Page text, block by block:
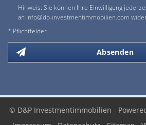
Hinweis: Sie können Ihre Einwilligung
an info@dp-investmentimmobilien.com
* Pflichtfelder
Absenden
© D&P Investmentimmobilien